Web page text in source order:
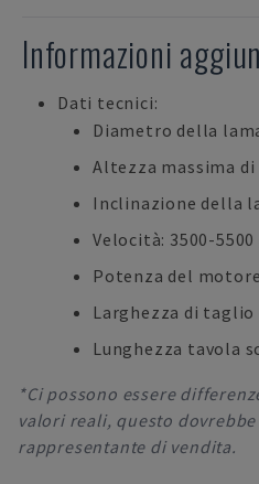
Informazioni
Dati tecnici:
Diametro della
Altezza massima di
Inclinazione della
Velocità: 3500-
Potenza del
Larghezza di taglio
Lunghezza tavola
*Ci possono essere
valori reali, questo
rappresentante di vendita.